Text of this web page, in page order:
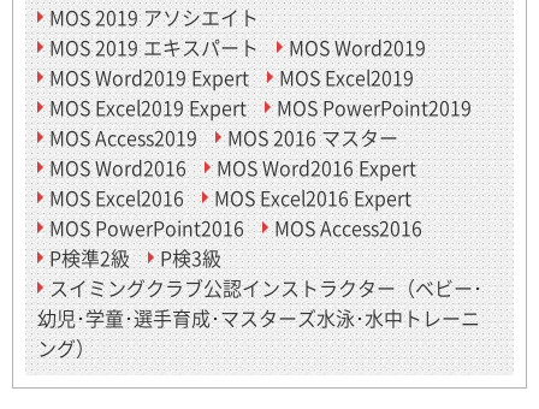
MOS 2019 アソシエイト
MOS 2019 エキスパート
MOS Word2019
MOS Word2019 Expert
MOS Excel2019
MOS Excel2019 Expert
MOS PowerPoint2019
MOS Access2019
MOS 2016 マスター
MOS Word2016
MOS Word2016 Expert
MOS Excel2016
MOS Excel2016 Expert
MOS PowerPoint2016
MOS Access2016
P検準2級
P検3級
スイミングクラブ公認インストラクター（ベビー･
幼児･学童･選手育成･マスターズ水泳･水中トレーニ
ング）